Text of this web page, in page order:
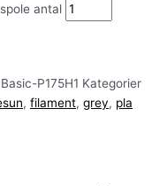
antal
P175H1 Kategorier
, filament, grey, pla